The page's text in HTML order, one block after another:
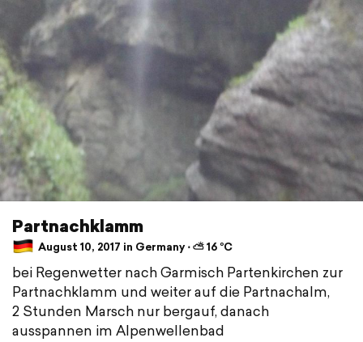
Partnachklamm
August 10, 2017 in Germany ⋅ ⛅ 16 °C
bei Regenwetter nach Garmisch Partenkirchen zur
Partnachklamm und weiter auf die Partnachalm,
2 Stunden Marsch nur bergauf, danach
ausspannen im Alpenwellenbad